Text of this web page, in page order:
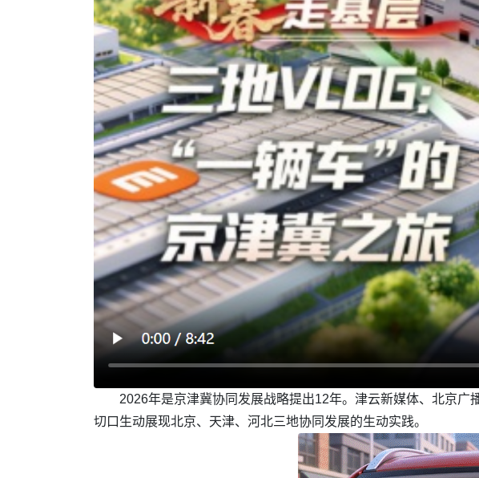
2026年是京津冀协同发展战略提出12年。津云新媒体、北京广
切口生动展现北京、天津、河北三地协同发展的生动实践。